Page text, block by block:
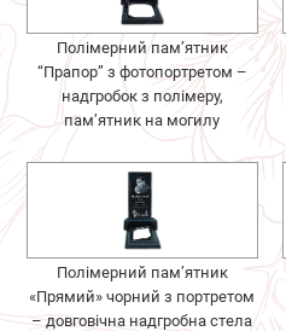
Полімерний пам’ятник
“Прапор” з фотопортретом –
надгробок з полімеру,
пам’ятник на могилу
Полімерний пам’ятник
«Прямий» чорний з портретом
– довговічна надгробна стела